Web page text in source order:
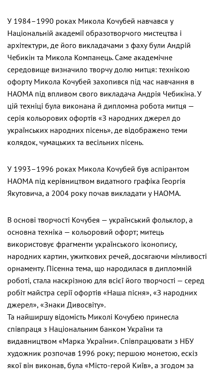
У 1984–1990 роках Микола Кочубей навчався у
Національній академії образотворчого мистецтва і
архітектури, де його викладачами з фаху були Андрій
Чебикін та Микола Компанець. Саме академічне
середовище визначило творчу долю митця: технікою
офорту Микола Кочубей захопився під час навчання в
НАОМА під впливом свого викладача Андрія Чебикіна. У
цій техніці була виконана й дипломна робота митця —
серія кольорових офортів «З народних джерел до
українських народних пісень», де відображено теми
колядок, чумацьких та весільних пісень.
У 1993–1996 роках Микола Кочубей був аспірантом
НАОМА під керівництвом видатного графіка Георгія
Якутовича, а 2004 року почав викладати у НАОМА.
В основі творчості Кочубея — український фольклор, а
основна техніка — кольоровий офорт; митець
використовує фрагменти українського іконопису,
народних картин, ужиткових речей, досягаючи мінливості
орнаменту. Пісенна тема, що народилася в дипломній
роботі, стала наскрізною для всієї його творчості — серед
робіт майстра серії офортів «Наша пісня», «З народних
джерел», «Знаки Дивосвіту».
Та найширшу відомість Миколі Кочубею принесла
співпраця з Національним банком України та
видавництвом «Марка України». Співпрацювати з НБУ
художник розпочав 1996 року; першою монетою, ескіз
якої він виконав, була «Місто-герой Київ», а згодом за